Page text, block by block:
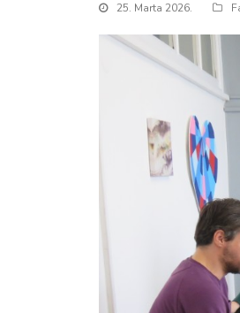
25. Marta 2026.